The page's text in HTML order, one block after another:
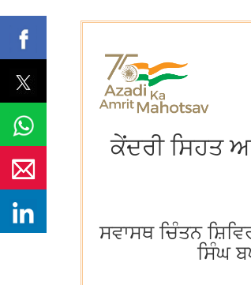
ਕੇਂਦਰੀ ਸਿਹਤ
ਸਵਾਸਥ ਚਿੰਤਨ
ਸਿੰਘ